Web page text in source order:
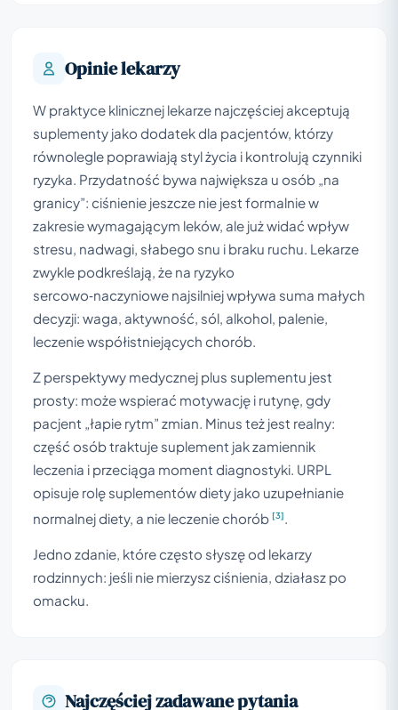
Opinie lekarzy
W praktyce klinicznej lekarze najczęściej akceptują
suplementy jako dodatek dla pacjentów, którzy
równolegle poprawiają styl życia i kontrolują czynniki
ryzyka. Przydatność bywa największa u osób „na
granicy”: ciśnienie jeszcze nie jest formalnie w
zakresie wymagającym leków, ale już widać wpływ
stresu, nadwagi, słabego snu i braku ruchu. Lekarze
zwykle podkreślają, że na ryzyko
sercowo‑naczyniowe najsilniej wpływa suma małych
decyzji: waga, aktywność, sól, alkohol, palenie,
leczenie współistniejących chorób.
Z perspektywy medycznej plus suplementu jest
prosty: może wspierać motywację i rutynę, gdy
pacjent „łapie rytm” zmian. Minus też jest realny:
część osób traktuje suplement jak zamiennik
leczenia i przeciąga moment diagnostyki. URPL
opisuje rolę suplementów diety jako uzupełnianie
normalnej diety, a nie leczenie chorób [3]
Jedno zdanie, które często słyszę od lekarzy
rodzinnych: jeśli nie mierzysz ciśnienia, działasz po
omacku.
Najczęściej zadawane pytania